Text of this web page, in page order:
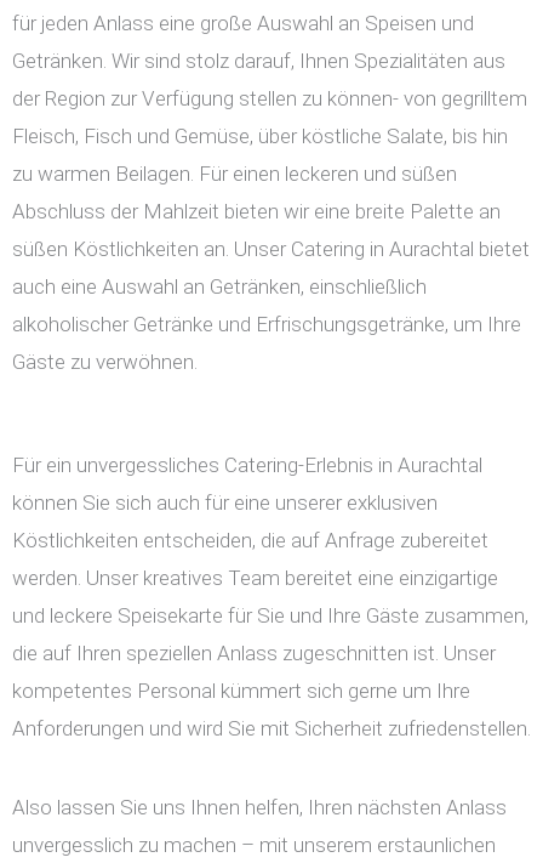
für jeden Anlass eine große Auswahl an Speisen und
Getränken. Wir sind stolz darauf, Ihnen Spezialitäten aus
der Region zur Verfügung stellen zu können- von gegrilltem
Fleisch, Fisch und Gemüse, über köstliche Salate, bis hin
zu warmen Beilagen. Für einen leckeren und süßen
Abschluss der Mahlzeit bieten wir eine breite Palette an
süßen Köstlichkeiten an. Unser Catering in Aurachtal bietet
auch eine Auswahl an Getränken, einschließlich
alkoholischer Getränke und Erfrischungsgetränke, um Ihre
Gäste zu verwöhnen.
Für ein unvergessliches Catering-Erlebnis in Aurachtal
können Sie sich auch für eine unserer exklusiven
Köstlichkeiten entscheiden, die auf Anfrage zubereitet
werden. Unser kreatives Team bereitet eine einzigartige
und leckere Speisekarte für Sie und Ihre Gäste zusammen,
die auf Ihren speziellen Anlass zugeschnitten ist. Unser
kompetentes Personal kümmert sich gerne um Ihre
Anforderungen und wird Sie mit Sicherheit zufriedenstellen.
Also lassen Sie uns Ihnen helfen, Ihren nächsten Anlass
unvergesslich zu machen – mit unserem erstaunlichen